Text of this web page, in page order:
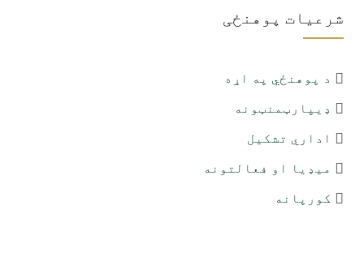
شرعیات پوهنځی
د پوهنځي په اړه
ډیپارټمنټونه
اداري تشکیل
میډیا او فعالتونه
کورپانه